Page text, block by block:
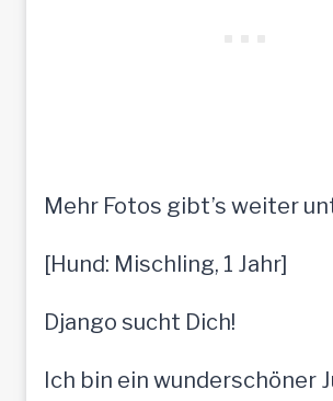
Mehr Fotos gibt’s weiter
[Hund: Mischling, 1 Jahr]
Django sucht Dich!
Ich bin ein wunderschöner